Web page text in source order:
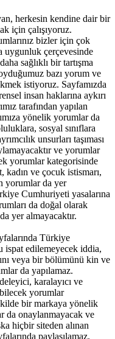
herkesin kendine dair bir
için çalışıyoruz.
bizler için çok
uygunluk çerçevesinde
sağlıklı bir tartışma
bazı yorum ve
istiyoruz. Sayfamızda
insan haklarına aykırı
tarafından yapılan
yönelik yorumlar da
sosyal sınıflara
unsurları taşıması
ve yorumlar
yorumlar kategorisinde
kadın ve çocuk istismarı,
yorumlar da yer
Cumhuriyeti yasalarına
da doğal olarak
yer almayacaktır.
Türkiye
edilemeyecek iddia,
veya bir bölümünü kin ve
da yapılamaz.
karalayıcı ve
yorumlar
bir markaya yönelik
da onaylanmayacak ve
hiçbir siteden alınan
paylaşılamaz.